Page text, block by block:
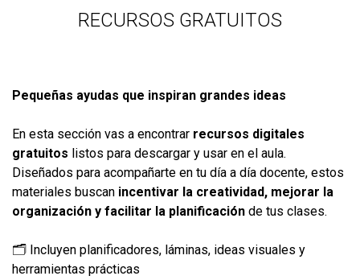
RECURSOS GRATUITOS
Pequeñas ayudas que inspiran grandes ideas
En esta sección vas a encontrar recursos digitales
gratuitos listos para descargar y usar en el aula.
Diseñados para acompañarte en tu día a día docente, estos
materiales buscan incentivar la creatividad, mejorar la
organización y facilitar la planificación de tus clases.
🗂️ Incluyen planificadores, láminas, ideas visuales y
herramientas prácticas